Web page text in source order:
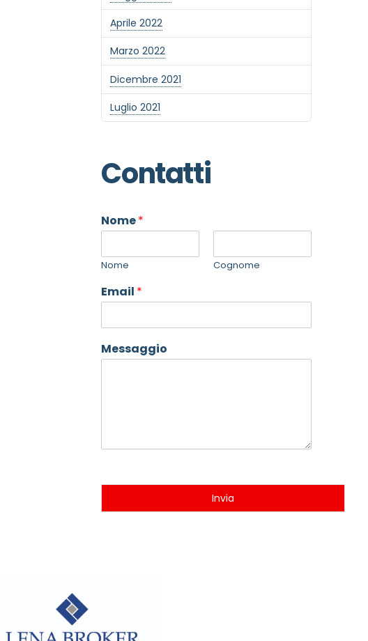
Aprile 2022
Marzo 2022
Dicembre 2021
Luglio 2021
Contatti
Nome*
Nome Cognome
Email *
Messaggio
Invia